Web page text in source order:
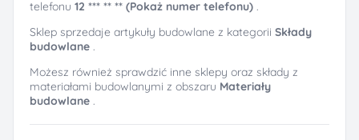
telefonu 12 *** ** ** (Pokaż numer telefonu) .
Sklep sprzedaje artykuły budowlane z kategorii Składy
budowlane .
Możesz również sprawdzić inne sklepy oraz składy z
materiałami budowlanymi z obszaru Materiały
budowlane .